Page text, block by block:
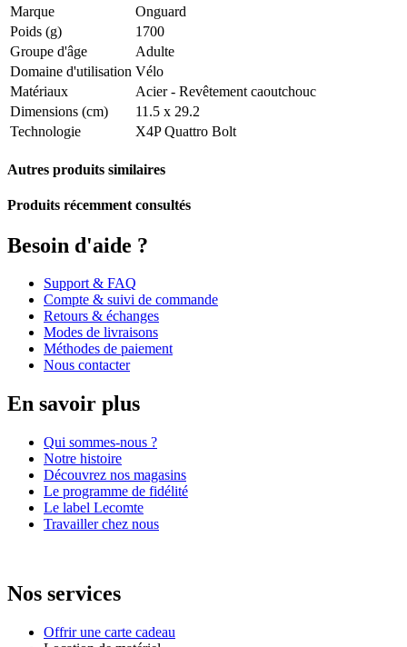
Marque
Onguard
Poids (g)
1700
Groupe d'âge
Adulte
Domaine d'utilisation Vélo
Matériaux
Acier - Revêtement caoutchouc
Dimensions (cm)
11.5 x 29.2
Technologie
X4P Quattro Bolt
Autres produits similaires
Produits récemment consultés
Besoin d'aide ?
Support & FAQ
Compte & suivi de commande
Retours & échanges
Modes de livraisons
Méthodes de paiement
Nous contacter
En savoir plus
Qui sommes-nous ?
Notre histoire
Découvrez nos magasins
Le programme de fidélité
Le label Lecomte
Travailler chez nous
Nos services
Offrir une carte cadeau